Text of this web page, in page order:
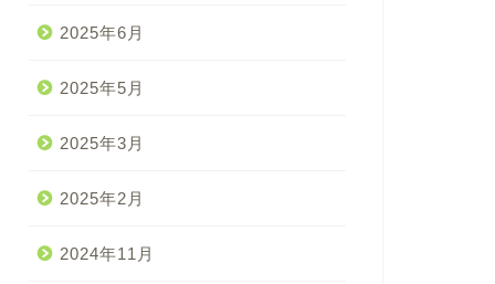
2025年6月
2025年5月
2025年3月
2025年2月
2024年11月